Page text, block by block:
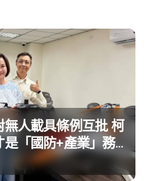
人載具條例互批 柯
「國防+產業」務